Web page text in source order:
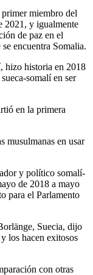
miembro del
2021, y igualmente
de paz en el
encuentra Somalia.
hizo historia en 2018
somalí en ser
en la primera
musulmanas en usar
y político somalí-
de 2018 a mayo
para el Parlamento
Suecia, dijo
los hacen exitosos
con otras